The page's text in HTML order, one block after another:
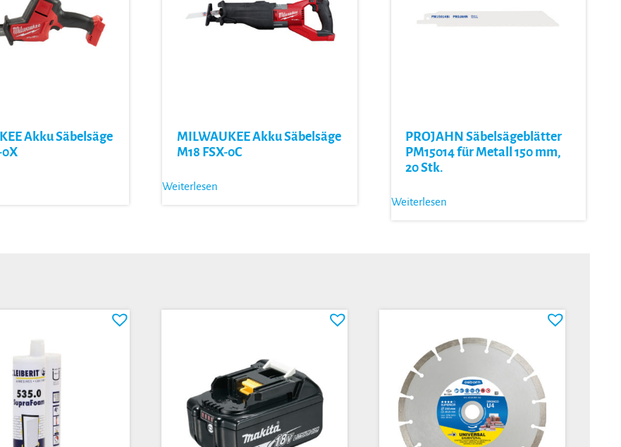
Akku Säbelsäge
0X
MILWAUKEE Akku Säbelsäge
M18 FSX-0C
Weiterlesen
PROJAHN Säbelsägeblätter
PM15014 für Metall 150 mm,
20 Stk.
Weiterlesen